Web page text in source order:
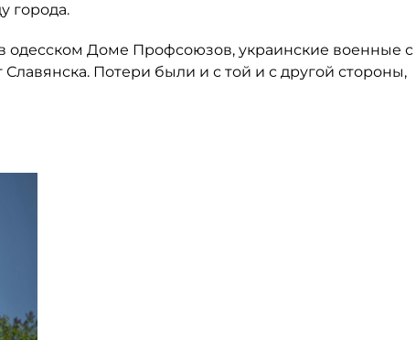
города.
одесском Доме Профсоюзов, украинские военные с
Славянска. Потери были и с той и с другой стороны,